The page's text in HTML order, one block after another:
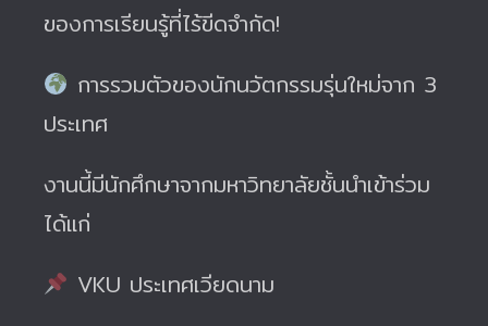
ของการเรียนรู้ที่ไร้ขีดจำกัด!
การรวมตัวของนักนวัตกรรมรุ่นใหม่จาก 3
ประเทศ
งานนี้มีนักศึกษาจากมหาวิทยาลัยชั้นนำเข้าร่วม
ได้แก่
VKU ประเทศเวียดนาม